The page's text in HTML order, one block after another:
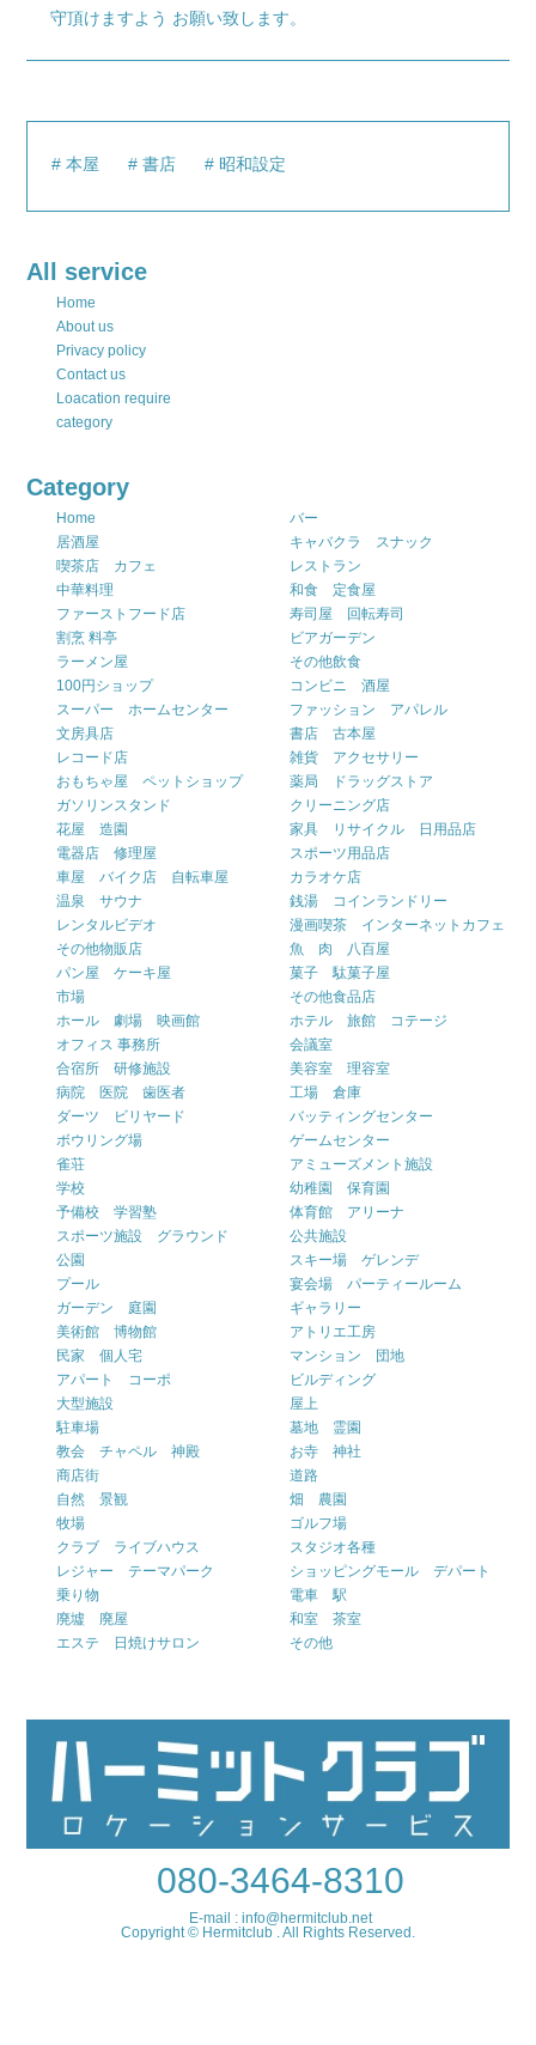
守頂けますよう お願い致します。
本屋 書店 昭和設定
All service
Home
About us
Privacy policy
Contact us
Loacation require
category
Category
Home
バー
居酒屋
キャバクラ スナック
喫茶店 カフェ
レストラン
中華料理
和食 定食屋
ファーストフード店
寿司屋 回転寿司
割烹 料亭
ビアガーデン
ラーメン屋
その他飲食
100円ショップ
コンビニ 酒屋
スーパー ホームセンター
ファッション アパレル
文房具店
書店 古本屋
レコード店
雑貨 アクセサリー
おもちゃ屋 ペットショップ
薬局 ドラッグストア
ガソリンスタンド
クリーニング店
花屋 造園
家具 リサイクル 日用品店
電器店 修理屋
スポーツ用品店
車屋 バイク店 自転車屋
カラオケ店
温泉 サウナ
銭湯 コインランドリー
レンタルビデオ
漫画喫茶 インターネットカフェ
その他物販店
魚 肉 八百屋
パン屋 ケーキ屋
菓子 駄菓子屋
市場
その他食品店
ホール 劇場 映画館
ホテル 旅館 コテージ
オフィス 事務所
会議室
合宿所 研修施設
美容室 理容室
病院 医院 歯医者
工場 倉庫
ダーツ ビリヤード
バッティングセンター
ボウリング場
ゲームセンター
雀荘
アミューズメント施設
学校
幼稚園 保育園
予備校 学習塾
体育館 アリーナ
スポーツ施設 グラウンド
公共施設
公園
スキー場 ゲレンデ
プール
宴会場 パーティールーム
ガーデン 庭園
ギャラリー
美術館 博物館
アトリエ工房
民家 個人宅
マンション 団地
アパート コーポ
ビルディング
大型施設
屋上
駐車場
墓地 霊園
教会 チャペル 神殿
お寺 神社
商店街
道路
自然 景観
畑 農園
牧場
ゴルフ場
クラブ ライブハウス
スタジオ各種
レジャー テーマパーク
ショッピングモール デパート
乗り物
電車 駅
廃墟 廃屋
和室 茶室
エステ 日焼けサロン
その他
080-3464-8310
E-mail : info@hermitclub.net
Copyright © Hermitclub . All Rights Reserved.